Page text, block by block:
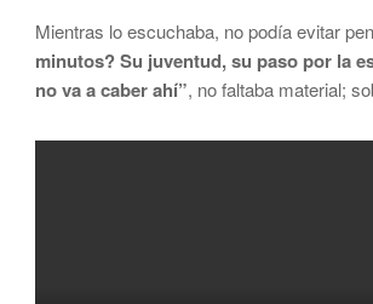
Mientras lo escuchaba, no podía evitar
minutos? Su juventud, su paso por la
no va a caber ahí”, no faltaba material;